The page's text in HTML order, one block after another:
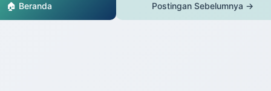
🏠 Beranda Postingan Sebelumnya →